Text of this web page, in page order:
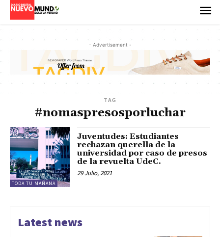
- Advertisement -
TAG
#nomaspresosporluchar
TODA TU MAÑANA
Juventudes: Estudiantes
rechazan querella de la
universidad por caso de presos
de la revuelta UdeC.
29 Julio, 2021
Latest news